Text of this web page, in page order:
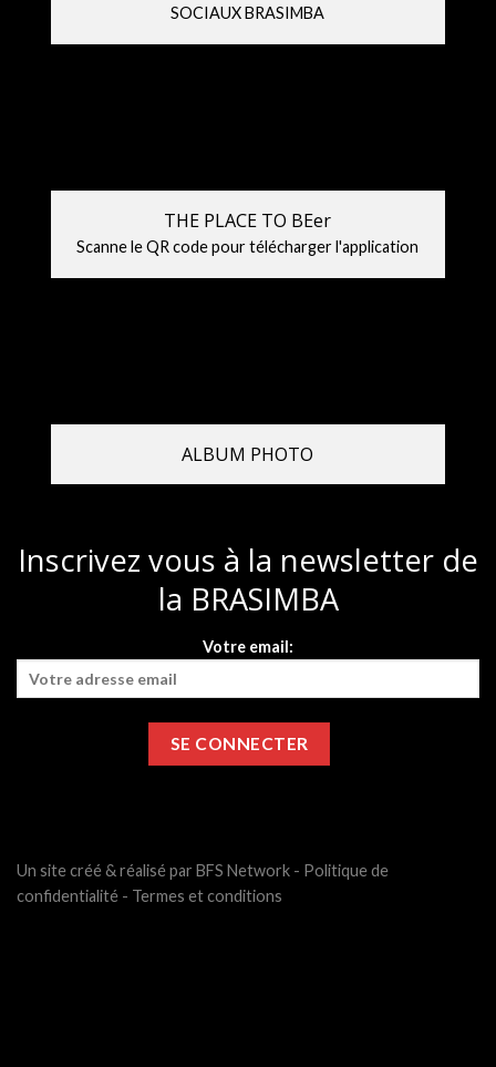
SOCIAUX BRASIMBA
THE PLACE TO BEer
Scanne le QR code pour télécharger l'application
ALBUM PHOTO
Inscrivez vous à la newsletter de
la BRASIMBA
Votre email:
Un site créé & réalisé par BFS Network - Politique de
confidentialité - Termes et conditions